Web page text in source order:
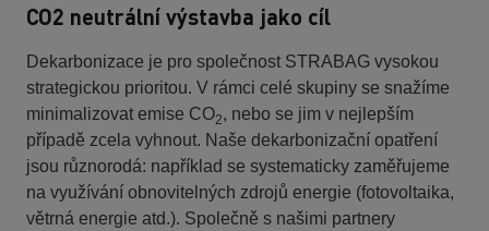
CO2 neutrální výstavba jako cíl
Dekarbonizace je pro společnost STRABAG vysokou
strategickou prioritou. V rámci celé skupiny se snažíme
minimalizovat emise CO2, nebo se jim v nejlepším
případě zcela vyhnout. Naše dekarbonizační opatření
jsou různorodá: například se systematicky zaměřujeme
na využívání obnovitelných zdrojů energie (fotovoltaika,
větrná energie atd.). Společně s našimi partnery